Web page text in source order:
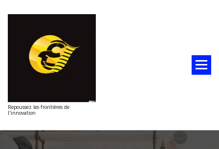
Repoussez les frontières de
l'innovation